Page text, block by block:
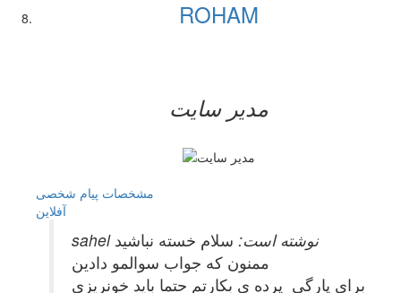
ROHAM
مدیر سایت
مشخصات پیام شخصی
آفلاين
sahel نوشته است: سلام خسته نباشید
ممنون که جواب سوالمو دادین
برای پارگی پرده ی بکارتم حتما باید خونریزی